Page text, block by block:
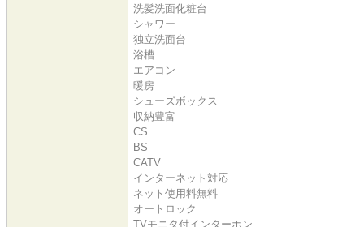
洗髪洗面化粧台
シャワー
独立洗面台
浴槽
エアコン
暖房
シューズボックス
収納豊富
CS
BS
CATV
インターネット対応
ネット使用料無料
オートロック
TVモニタ付インターホン